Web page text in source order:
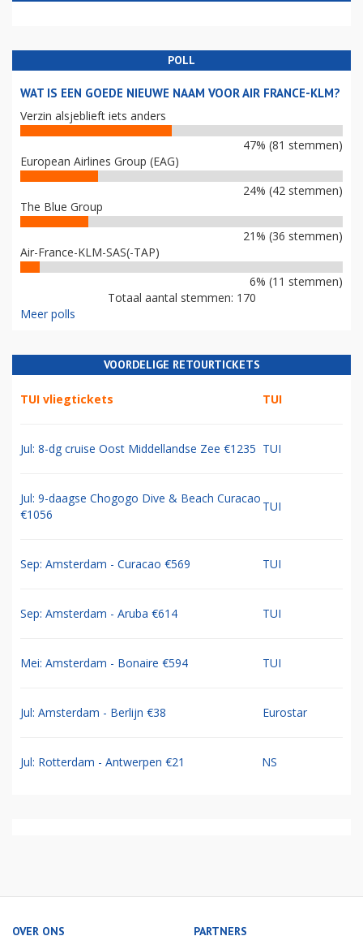
POLL
WAT IS EEN GOEDE NIEUWE NAAM VOOR AIR FRANCE-KLM?
Verzin alsjeblieft iets anders
47% (81 stemmen)
European Airlines Group (EAG)
24% (42 stemmen)
The Blue Group
21% (36 stemmen)
Air-France-KLM-SAS(-TAP)
6% (11 stemmen)
Totaal aantal stemmen: 170
Meer polls
VOORDELIGE RETOURTICKETS
TUI vliegtickets TUI
Jul: 8-dg cruise Oost Middellandse Zee €1235 TUI
Jul: 9-daagse Chogogo Dive & Beach Curacao
€1056
TUI
Sep: Amsterdam - Curacao €569 TUI
Sep: Amsterdam - Aruba €614 TUI
Mei: Amsterdam - Bonaire €594 TUI
Jul: Amsterdam - Berlijn €38 Eurostar
Jul: Rotterdam - Antwerpen €21 NS
OVER ONS PARTNERS